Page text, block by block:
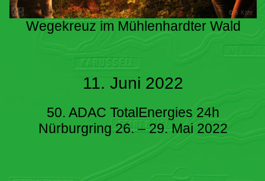
Wegekreuz im Mühlenhardter Wald
11. Juni 2022
50. ADAC TotalEnergies 24h
Nürburgring 26. – 29. Mai 2022